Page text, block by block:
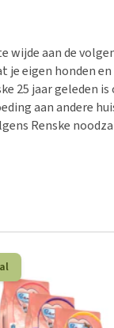
wijde aan de
eigen honden
25 jaar geleden
aan andere
Renske